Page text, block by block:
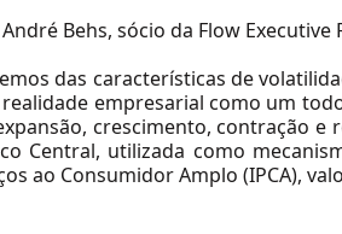
Behs, sócio da Flow Executive
das características de
empresarial como um
crescimento, contração e
Central, utilizada como
ao Consumidor Amplo (IPCA),